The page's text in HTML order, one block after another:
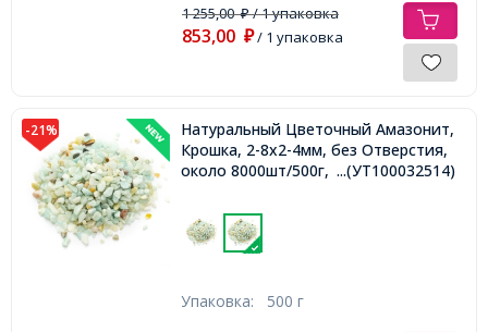
1 255,00₽/ 1 упаковка
853,00 ₽/ 1 упаковка
-21%
Натуральный Цветочный Амазонит,
Крошка, 2-8x2-4мм, без Отверстия,
около 8000шт/500г, ...(УТ100032514)
Упаковка: 500 г